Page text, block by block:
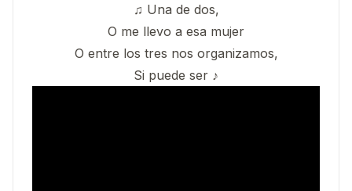
♫ Una de dos,
O me llevo a esa mujer
O entre los tres nos organizamos,
Si puede ser ♪